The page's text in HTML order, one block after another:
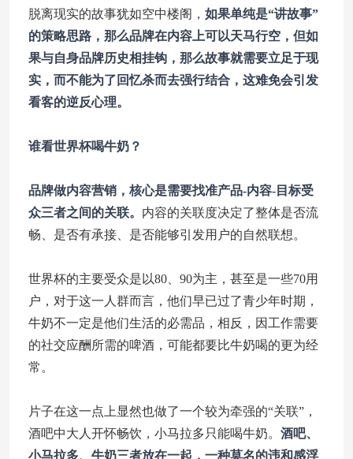
脱离现实的故事犹如空中楼阁， 如果单纯是“讲故事”
的策略思路，那么品牌在内容上可以天马行空，但如
果与自身品牌历史相挂钩，那么故事就需要立足于现
实，而不能为了回忆杀而去强行结合，这难免会引发
看客的逆反心理。
谁看世界杯喝牛奶？
品牌做内容营销，核心是需要找准产品-内容-目标受
众三者之间的关联。 内容的关联度决定了整体是否流
畅、是否有承接、是否能够引发用户的自然联想。
世界杯的主要受众是以80、90为主，甚至是一些70用
户，对于这一人群而言，他们早已过了青少年时期，
牛奶不一定是他们生活的必需品，相反，因工作需要
的社交应酬所需的啤酒，可能都要比牛奶喝的更为经
常。
片子在这一点上显然也做了一个较为牵强的“关联”，
酒吧中大人开怀畅饮，小马拉多只能喝牛奶。 酒吧、
小马拉多、牛奶三者放在一起，一种莫名的违和感浮